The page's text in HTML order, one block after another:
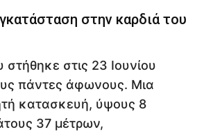
στην καρδιά του
στις 23 Ιουνίου
πάντες άφωνους. Μια
κατασκευή, ύψους 8
37 μέτρων,